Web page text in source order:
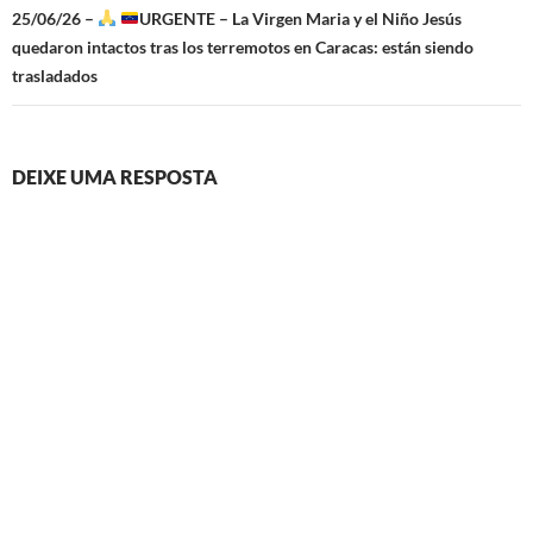
25/06/26 –
URGENTE – La Virgen Maria y el Niño Jesús
quedaron intactos tras los terremotos en Caracas: están siendo
trasladados
DEIXE UMA RESPOSTA